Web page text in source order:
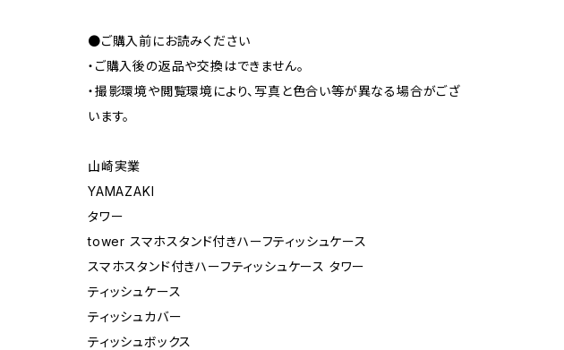
●ご購入前にお読みください
・ご購入後の返品や交換はできません。
・撮影環境や閲覧環境により、写真と色合い等が異なる場合がござ
います。
山崎実業
YAMAZAKI
タワー
tower スマホスタンド付きハーフティッシュケース
スマホスタンド付きハーフティッシュケース タワー
ティッシュケース
ティッシュカバー
ティッシュボックス